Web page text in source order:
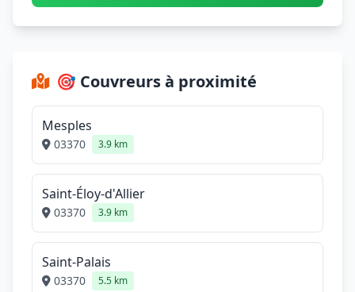
🎯 Couvreurs à proximité
Mesples
03370 3.9 km
Saint-Éloy-d'Allier
03370 3.9 km
Saint-Palais
03370 5.5 km